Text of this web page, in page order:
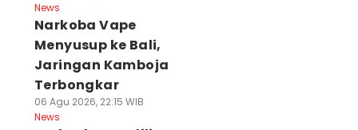
News
Narkoba Vape
Menyusup ke Bali,
Jaringan Kamboja
Terbongkar
06 Agu 2026, 22:15 WIB
News